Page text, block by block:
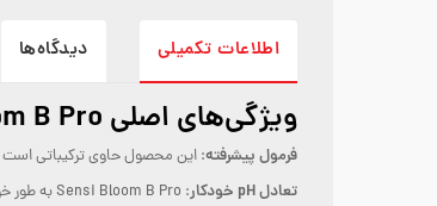
اطلاعات تکمیلی دیدگاه‌ها
ویژگی‌های اصلی Sensi Bloom B Pro:
فرمول پیشرفته: این محصول حاوی ترکیباتی
تعادل pH خودکار : Sensi Bloom B Pro به طور خودکار سطح pH را تنظیم می‌کند، که این امر باعث می‌شود گیاهان بتوانند مواد مغذی را به طور موثرتری جذب کنند.